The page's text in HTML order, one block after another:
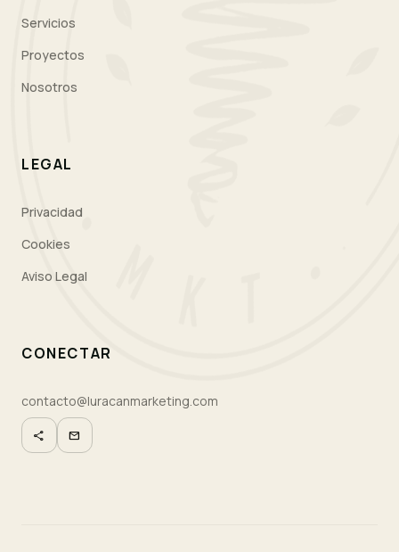
Servicios
Proyectos
Nosotros
LEGAL
Privacidad
Cookies
Aviso Legal
CONECTAR
contacto@luracanmarketing.com
share mail